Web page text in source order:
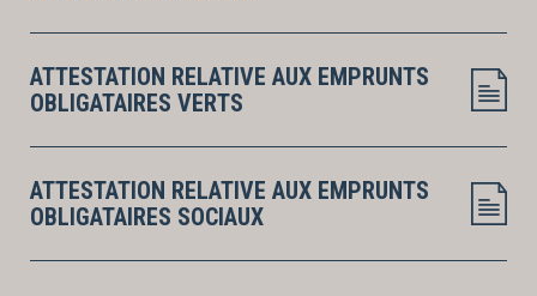
ATTESTATION RELATIVE AUX EMPRUNTS
OBLIGATAIRES VERTS
ATTESTATION RELATIVE AUX EMPRUNTS
OBLIGATAIRES SOCIAUX